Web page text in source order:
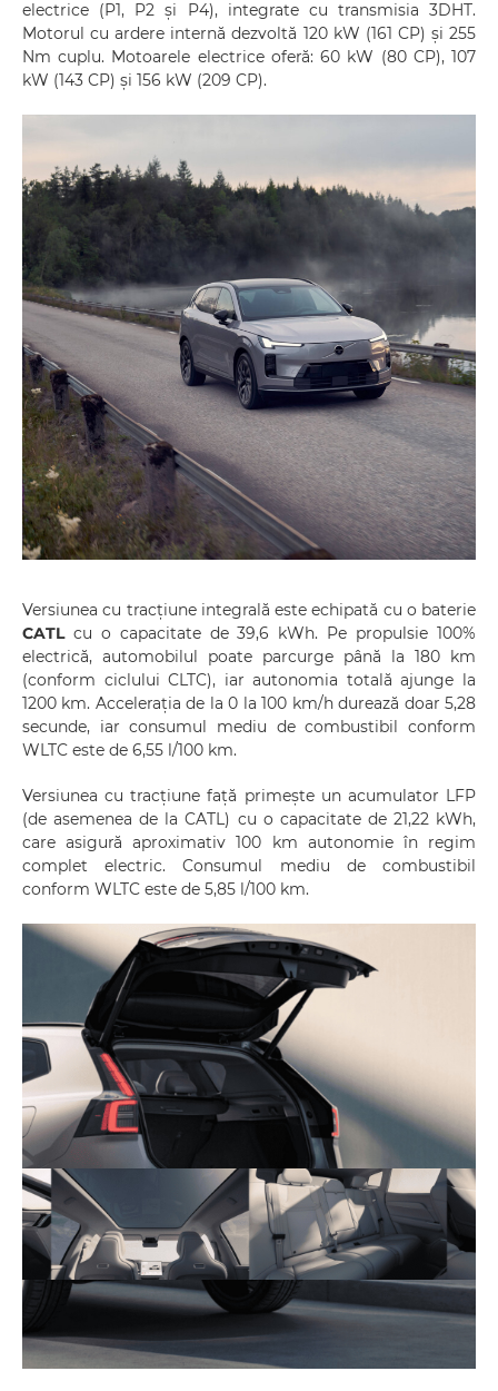
electrice (P1, P2 și P4), integrate cu transmisia 3DHT.
Motorul cu ardere internă dezvoltă 120 kW (161 CP) și 255
Nm cuplu. Motoarele electrice oferă: 60 kW (80 CP), 107
kW (143 CP) și 156 kW (209 CP).
Versiunea cu tracțiune integrală este echipată cu o baterie
CATLcu o capacitate de 39,6 kWh. Pe propulsie 100%
electrică, automobilul poate parcurge până la 180 km
(conform ciclului CLTC), iar autonomia totală ajunge la
1200 km. Accelerația de la 0 la 100 km/h durează doar 5,28
secunde, iar consumul mediu de combustibil conform
WLTC este de 6,55 l/100 km.
Versiunea cu tracțiune față primește un acumulator LFP
(de asemenea de la CATL) cu o capacitate de 21,22 kWh,
care asigură aproximativ 100 km autonomie în regim
complet electric. Consumul mediu de combustibil
conform WLTC este de 5,85 l/100 km.